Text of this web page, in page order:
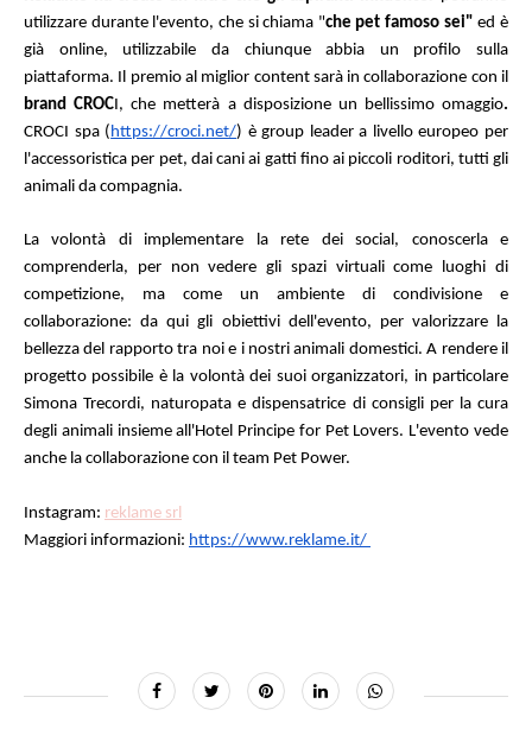
utilizzare durante l'evento, che si chiama "che pet famoso sei" ed è
già online, utilizzabile da chiunque abbia un profilo sulla
brand CROCI, che metterà a disposizione un bellissimo omaggio
CROCI spa (https://croci.net/) è group leader a livello europeo per
l'accessoristica per pet, dai cani ai gatti fino ai piccoli roditori, tutti gli
animali da compagnia.
La volontà di implementare la rete dei social, conoscerla e
comprenderla, per non vedere gli spazi virtuali come luoghi di
competizione, ma come un ambiente di condivisione e
collaborazione: da qui gli obiettivi dell'evento, per valorizzare la
bellezza del rapporto tra noi e i nostri animali domestici. A rendere il
progetto possibile è la volontà dei suoi organizzatori, in particolare
Simona Trecordi, naturopata e dispensatrice di consigli per la cura
degli animali insieme all'Hotel Principe for Pet Lovers. L'evento vede
anche la collaborazione con il team Pet Power.
Instagram: reklame srl
Maggiori informazioni: https://www.reklame.it/